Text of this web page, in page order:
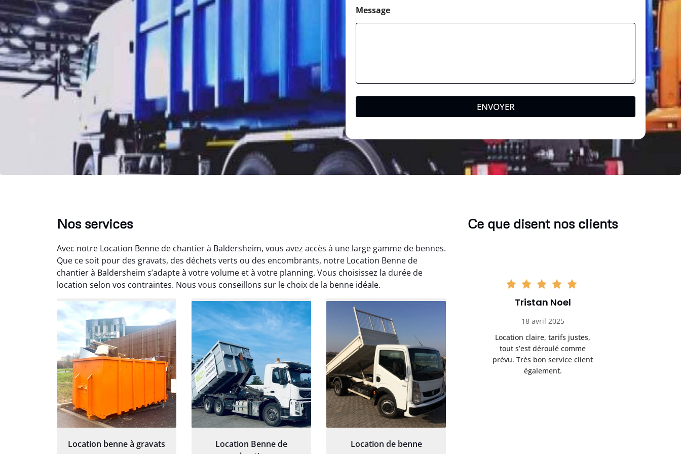
Message
ENVOYER
Nos services
Avec notre Location Benne de chantier à Baldersheim, vous avez accès à une large gamme de bennes.
Que ce soit pour des gravats, des déchets verts ou des encombrants, notre Location Benne de
chantier à Baldersheim s’adapte à votre volume et à votre planning. Vous choisissez la durée de
location selon vos contraintes. Nous vous conseillons sur le choix de la benne idéale.
Location benne à gravats
Location Benne de
Location de benne
Ce que disent nos clients
Aurélie Bonnet
21 juin 2024
Le service de terrassement
jardin à Var était
exceptionnel. L'équipe a
travaillé de manière efficace
et professionnelle, laissant
notre jardin impeccable et
prêt pour notre nouveau
projet d'aménagement
paysager.
Elisa Barreau
6 avril 2025
Parfait pour évacuer les
gravats de mon chantier.
Service rapide et efficace. Je
recommande sans
hésitation.
Tristan Noel
18 avril 2025
Location claire, tarifs justes,
tout s’est déroulé comme
prévu. Très bon service client
également.